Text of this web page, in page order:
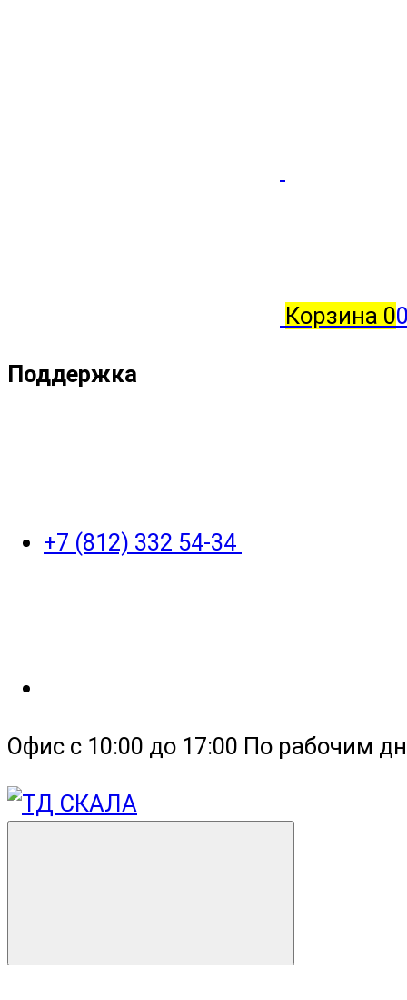
Корзина 0
Поддержка
+7 (812) 332 54-34
Офис с 10:00 до 17:00 По рабочим